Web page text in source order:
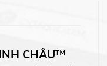
CHÂU™